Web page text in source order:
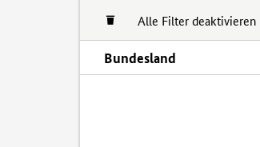
Alle Filter deaktivieren
Bundesland